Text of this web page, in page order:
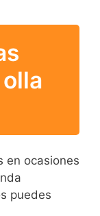
en ocasiones
puedes